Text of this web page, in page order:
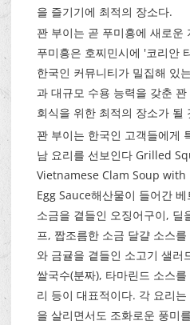
을 즐기기에 최적의 장소다.
꽌 부이는 곧 푸미흥에 새로운
푸미흥은 호찌민시에 '코리안
한국인 커뮤니티가 밀집해 있
과 대규모 수용 능력을 갖춘
회식을 위한 최적의 장소가 될
꽌 부이는 한국인 고객들에게
남 요리를 선보인다 Grilled
Vietnamese Clam Soup with
Egg Sauce해산물이 들어간
소금을 곁들인 오징어구이, 딜
프, 짭조름한 소금 달걀 소스
와 금귤을 곁들인 소고기 샐러
쌀국수(분짜), 타마린드 소스
리 등이 대표적이다. 각 요리
을 살리면서도 조화로운 풍미